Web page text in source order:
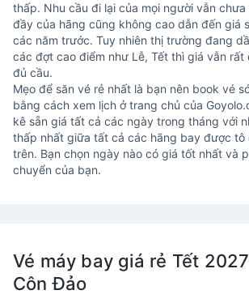
thấp. Nhu cầu đi lại của mọi người vẫn chưa
đầy của hãng cũng không cao dẫn đến giá
các năm trước. Tuy nhiên thị trường đang
các đợt cao điểm như Lễ, Tết thì giá vẫn rất
đủ cầu.
Mẹo để săn vé rẻ nhất là bạn nên book vé
bằng cách xem lịch ở trang chủ của
kê sẵn giá tất cả các ngày trong tháng với
thấp nhất giữa tất cả các hãng bay được tô
trên. Bạn chọn ngày nào có giá tốt nhất và
chuyển của bạn.
Vé máy bay giá rẻ Tết
Côn Đảo